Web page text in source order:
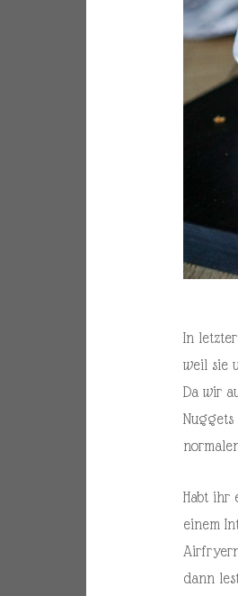
In
weil sie
Da wir
Habt ihr
einem
dann